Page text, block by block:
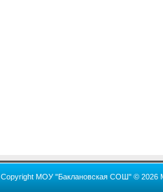
Copyright МОУ "Баклановская СОШ" © 2026